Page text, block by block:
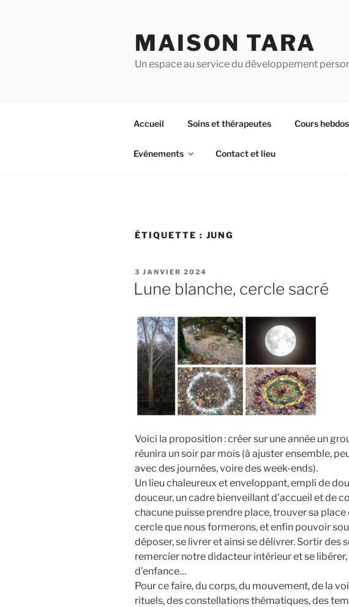
MAISON TARA
Un espace au service du développement
Accueil Soins et thérapeutes Cours
Evénements Contact et lieu
ÉTIQUETTE : JUNG
PUBLIÉ
LE
3 JANVIER 2024
Lune blanche, cercle sacré
Voici la proposition : créer sur une année un
réunira un soir par mois (à ajuster ensemble,
avec des journées, voire des week-ends).
Un lieu chaleureux et enveloppant, empli de
douceur, un cadre bienveillant d’accueil et de
chacune puisse prendre place, trouver sa place
cercle que nous formerons, et enfin pouvoir
déposer, se livrer et ainsi se délivrer. Sortir des
remercier notre didacteur intérieur et se
d’enfance…
Pour ce faire, du corps, du mouvement, de la
rituels, des constellations thématiques, des